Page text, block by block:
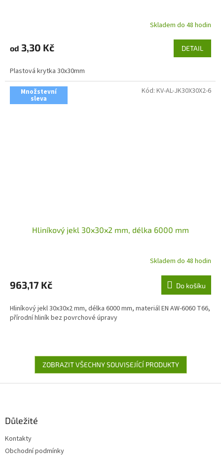
Skladem do 48 hodin
od 3,30 Kč DETAIL
Plastová krytka 30x30mm
Množstevní
sleva
Hliníkový jekl 30x30x2 mm, délka 6000 mm
Skladem do 48 hodin
963,17 Kč Do košíku
Hliníkový jekl 30x30x2 mm, délka 6000 mm, materiál EN AW-6060 T66,
přírodní hliník bez povrchové úpravy
Kód: KV-AL-JK30X30X2-6
ZOBRAZIT VŠECHNY SOUVISEJÍCÍ PRODUKTY
Důležité
Kontakty
Obchodní podmínky